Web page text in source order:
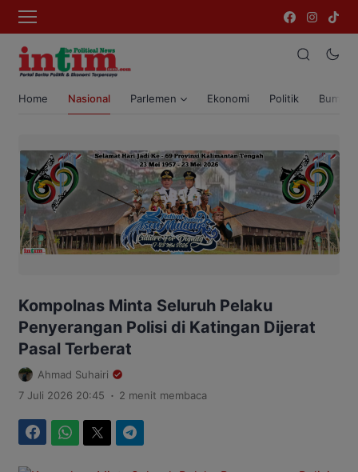
Home Nasional Parlemen Ekonomi Politik Bumi
Kompolnas Minta Seluruh Pelaku
Penyerangan Polisi di Katingan Dijerat
Pasal Terberat
Ahmad Suhairi
7 Juli 2026 20:45 . 2 menit membaca